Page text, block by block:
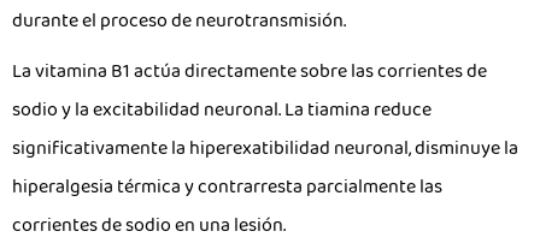
durante el proceso de neurotransmisión.
La vitamina B1 actúa directamente sobre las corrientes de
sodio y la excitabilidad neuronal. La tiamina reduce
significativamente la hiperexatibilidad neuronal, disminuye la
hiperalgesia térmica y contrarresta parcialmente las
corrientes de sodio en una lesión.